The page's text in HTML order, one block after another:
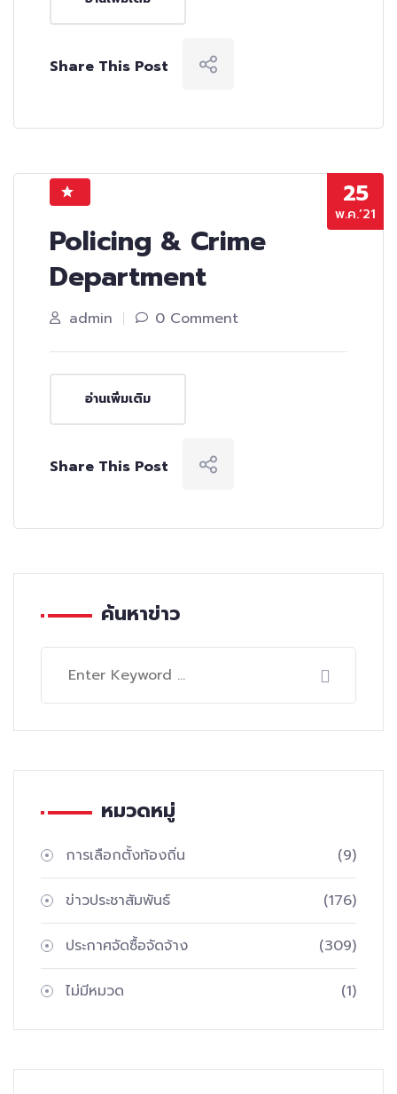
Share This Post
25
พ.ค.’21
Policing & Crime
Department
admin 0 Comment
อ่านเพิ่มเติม
Share This Post
ค้นหาข่าว
หมวดหมู่
การเลือกตั้งท้องถิ่น (9)
ข่าวประชาสัมพันธ์ (176)
ประกาศจัดซื้อจัดจ้าง (309)
ไม่มีหมวด (1)